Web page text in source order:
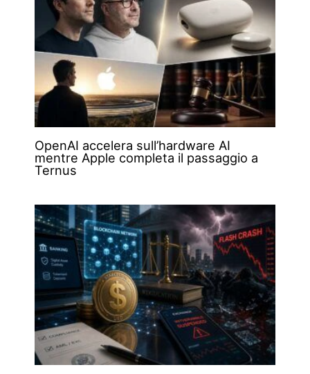
OpenAI accelera sull’hardware AI
mentre Apple completa il passaggio a
Ternus